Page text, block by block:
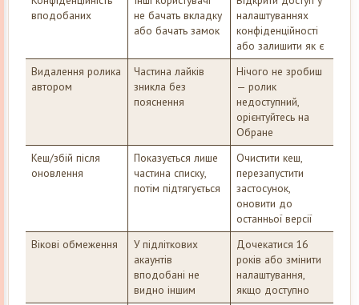
вподобаних
не бачать вкладку
або бачать замок
налаштуваннях
конфіденційності
або залишити як є
Видалення ролика
автором
Частина лайків
зникла без
пояснення
Нічого не зробиш
— ролик
недоступний,
орієнтуйтесь на
Обране
Кеш/збій після
оновлення
Показується лише
частина списку,
потім підтягується
Очистити кеш,
перезапустити
застосунок,
оновити до
останньої версії
Вікові обмеження
У підліткових
акаунтів
вподобані не
видно іншим
Дочекатися 16
років або змінити
налаштування,
якщо доступно